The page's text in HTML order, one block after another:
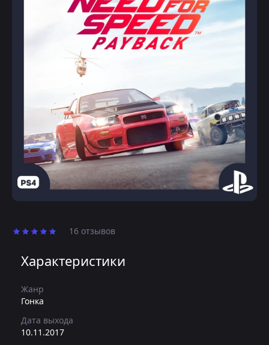
16 отзывов
Характеристики
Жанр
Гонка
Дата выхода
10.11.2017